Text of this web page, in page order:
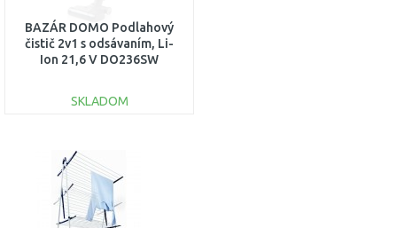
BAZÁR DOMO Podlahový
čistič 2v1 s odsávaním, Li-
Ion 21,6 V DO236SW
SKLADOM
Porovnať